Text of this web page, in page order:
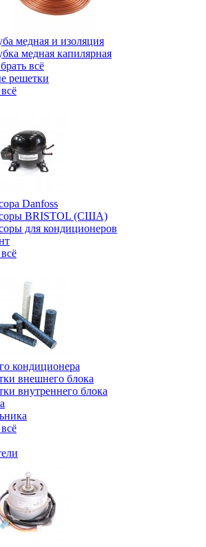
медная и изоляция
медная капилярная
всё
решетки
Danfoss
BRISTOL (США)
для кондиционеров
кондиционера
внешнего блока
внутреннего блока